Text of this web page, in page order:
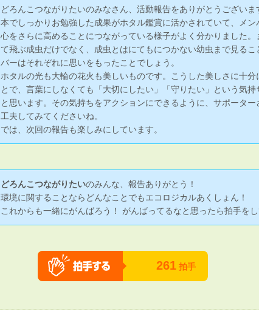
どろんこつながりたいのみなさん、活動報告をありがとうございま
本でしっかりお勉強した成果がホタル鑑賞に活かされていて、メン
心をさらに高めることにつながっている様子がよく分かりました。
て飛ぶ成虫だけでなく、成虫とはにてもにつかない幼虫まで見るこ
バーはそれぞれに思いをもったことでしょう。
ホタルの光も大輪の花火も美しいものです。こうした美しさに十分
とで、言葉にしなくても「大切にしたい」「守りたい」という気持
と思います。その気持ちをアクションにできるように、サポーター
工夫してみてくださいね。
では、次回の報告も楽しみにしています。
どろんこつながりたいのみんな、報告ありがとう！
環境に関することならどんなことでもエコロジカルあくしょん！
これからも一緒にがんばろう！ がんばってるなと思ったら拍手を
261 拍手